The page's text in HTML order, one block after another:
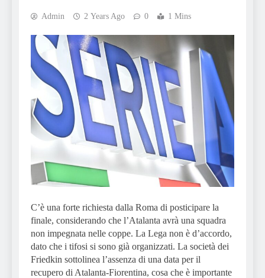
Admin 2 Years Ago 0 1 Mins
C’è una forte richiesta dalla Roma di posticipare la
finale, considerando che l’Atalanta avrà una squadra
non impegnata nelle coppe. La Lega non è d’accordo,
dato che i tifosi si sono già organizzati. La società dei
Friedkin sottolinea l’assenza di una data per il
recupero di Atalanta-Fiorentina, cosa che è importante